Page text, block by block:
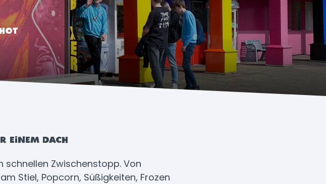
EINEM DACH
schnellen Zwischenstopp. Von
Stiel, Popcorn, Süßigkeiten, Frozen